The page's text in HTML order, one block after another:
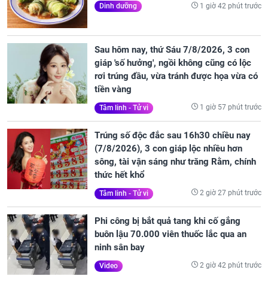
Dinh dưỡng 1 giờ 42 phút trước
Sau hôm nay, thứ Sáu 7/8/2026, 3 con
giáp 'số hưởng', ngồi không cũng có lộc
rơi trúng đầu, vừa tránh được họa vừa có
tiền vàng
Tâm linh - Tử vi 1 giờ 57 phút trước
Trúng số độc đắc sau 16h30 chiều nay
(7/8/2026), 3 con giáp lộc nhiều hơn
sông, tài vận sáng như trăng Rằm, chính
thức hết khổ
Tâm linh - Tử vi 2 giờ 27 phút trước
Phi công bị bắt quả tang khi cố gắng
buôn lậu 70.000 viên thuốc lắc qua an
ninh sân bay
Video 2 giờ 42 phút trước